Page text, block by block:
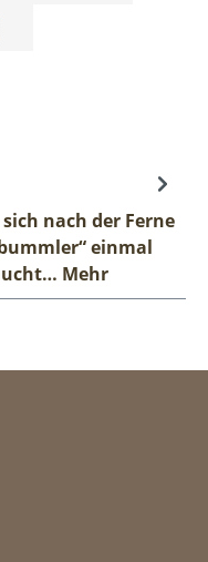
nach der Ferne
einmal
Mehr